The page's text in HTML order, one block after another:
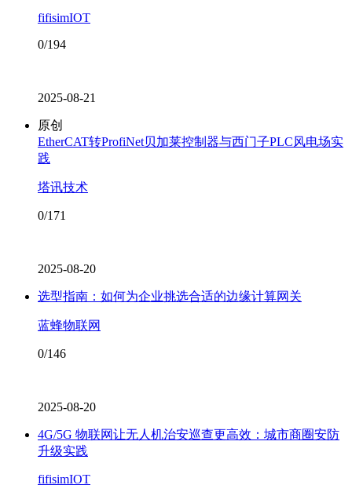
fifisimIOT
0/194
2025-08-21
原创
EtherCAT转ProfiNet贝加莱控制器与西门子PLC风电场实
践​
塔讯技术
0/171
2025-08-20
选型指南：如何为企业挑选合适的边缘计算网关
蓝蜂物联网
0/146
2025-08-20
4G/5G 物联网让无人机治安巡查更高效：城市商圈安防
升级实践
fifisimIOT